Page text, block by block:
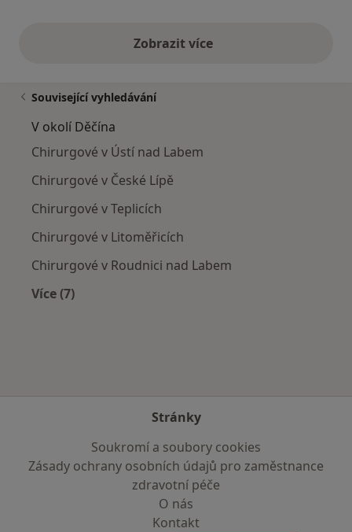
Zobrazit vícevýše uvedené názory
Související vyhledávání
V okolí Děčína
Chirurgové v Ústí nad Labem
Chirurgové v České Lípě
Chirurgové v Teplicích
Chirurgové v Litoměřicích
Chirurgové v Roudnici nad Labem
Více (7)
Stránky
Soukromí a soubory cookies
Zásady ochrany osobních údajů pro zaměstnance
zdravotní péče
O nás
Kontakt